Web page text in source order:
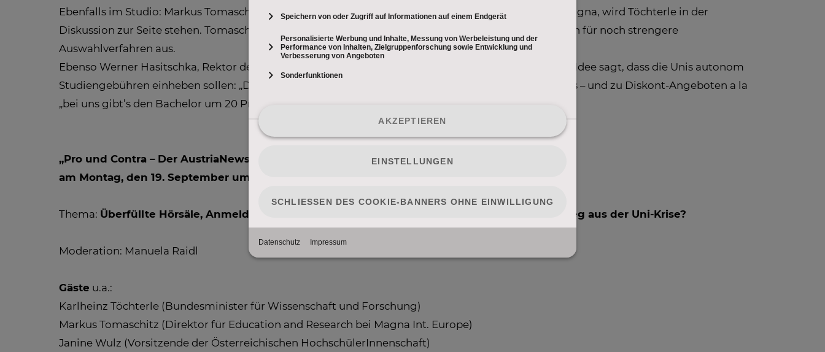
Ebenfalls im Studio: Markus Tomaschitz, Direktor für Education and Research des Autozulieferers Magna, wird Töchterle in der
Diskussion zur Seite stehen. Tomaschitz ist strikt gegen den freien Hochschulzugang und spricht sich für noch strengere
Auswahlverfahren aus.
Ebenso Werner Hasitschka, Rektor der Uni für Musik und darstellende Kunst Wien, der zu Töchterles Idee sagt, dass die Unis autonom
Studiengebühren einheben sollen: „Da kommt es zu einem grotesken Wettkampf zwischen den Unis – und zu Diskont-Angeboten a la
„bei uns gibt’s den Bachelor um 20 Prozent”“.
„Pro und Contra – Der AustriaNews Talk“
am Montag, den 19. September um 22:30 Uhr auf PULS 4
Thema: Überfüllte Hörsäle, Anmeldechaos und leere Kassen: Schafft Minister Töchterle den Weg aus der Uni-Krise?
Moderation: Manuela Raidl
Gäste u.a.:
Karlheinz Töchterle (Bundesminister für Wissenschaft und Forschung)
Markus Tomaschitz (Direktor für Education and Research bei Magna Int. Europe)
Janine Wulz (Vorsitzende der Österreichischen HochschülerInnenschaft)